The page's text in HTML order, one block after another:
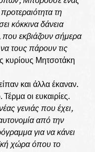
τη
κόκκινα δάνεια
εκβιάζουν σήμερα
τους πάρουν τις
κυρίους Μητσοτάκη
και άλλα έκαναν.
οι ευκαιρίες.
γενιάς που έχει,
από την
για να κάνει
χώρα όπου το